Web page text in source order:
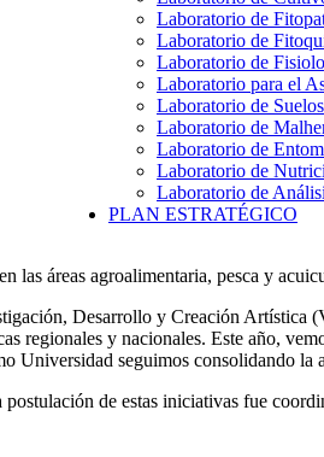
Laboratorio de
Laboratorio de
Laboratorio de
Laboratorio para el
Laboratorio de Suelos
Laboratorio de
Laboratorio de
Laboratorio de
Laboratorio de
PLAN ESTRATÉGICO
las áreas agroalimentaria, pesca y
Desarrollo y Creación Artística
regionales y nacionales. Este año,
Universidad seguimos consolidando
postulación de estas iniciativas fue